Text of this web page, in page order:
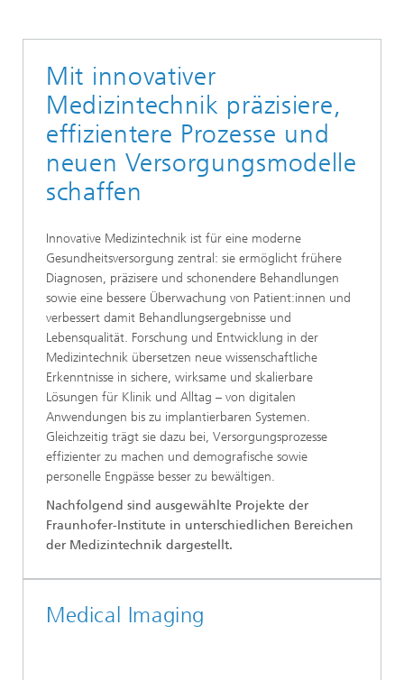
Mit innovativer
Medizintechnik präzisiere,
effizientere Prozesse und
neuen Versorgungsmodelle
schaffen
Innovative Medizintechnik ist für eine moderne
Gesundheitsversorgung zentral: sie ermöglicht frühere
Diagnosen, präzisere und schonendere Behandlungen
sowie eine bessere Überwachung von Patient:innen und
verbessert damit Behandlungsergebnisse und
Lebensqualität. Forschung und Entwicklung in der
Medizintechnik übersetzen neue wissenschaftliche
Erkenntnisse in sichere, wirksame und skalierbare
Lösungen für Klinik und Alltag – von digitalen
Anwendungen bis zu implantierbaren Systemen.
Gleichzeitig trägt sie dazu bei, Versorgungsprozesse
effizienter zu machen und demografische sowie
personelle Engpässe besser zu bewältigen.
Nachfolgend sind ausgewählte Projekte der
Fraunhofer-Institute in unterschiedlichen Bereichen
der Medizintechnik dargestellt.
Medical Imaging